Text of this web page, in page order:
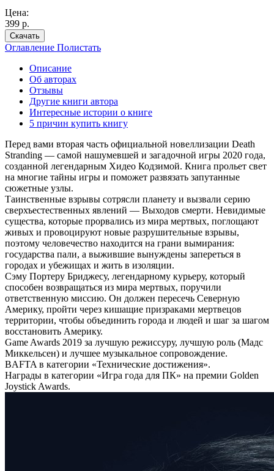
Цена:
399 р.
Скачать
Оглавление Полистать
Описание
Об авторах
Отзывы
Другие книги автора
Интересные истории о книге
5 причин купить книгу
Перед вами вторая часть официальной новеллизации Death
Stranding — самой нашумевшей и загадочной игры 2020 года,
созданной легендарным Хидео Кодзимой. Книга прольет свет
на многие тайны игры и поможет развязать запутанные
сюжетные узлы.
Таинственные взрывы сотрясли планету и вызвали серию
сверхъестественных явлений — Выходов смерти. Невидимые
существа, которые прорвались из мира мертвых, поглощают
живых и провоцируют новые разрушительные взрывы,
поэтому человечество находится на грани вымирания:
государства пали, а выжившие вынуждены запереться в
городах и убежищах и жить в изоляции.
Сэму Портеру Бриджесу, легендарному курьеру, который
способен возвращаться из мира мертвых, поручили
ответственную миссию. Он должен пересечь Северную
Америку, пройти через кишащие призраками мертвецов
территории, чтобы объединить города и людей и шаг за шагом
восстановить Америку.
Game Awards 2019 за лучшую режиссуру, лучшую роль (Мадс
Миккельсен) и лучшее музыкальное сопровождение.
BAFTA в категории «Технические достижения».
Награды в категории «Игра года для ПК» на премии Golden
Joystick Awards.